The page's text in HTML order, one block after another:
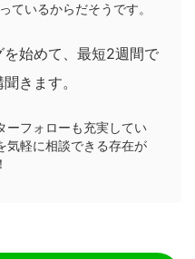
ているからだそうです。
始めて、最短2週間で
きます。
ーフォローも充実してい
気軽に相談できる存在が